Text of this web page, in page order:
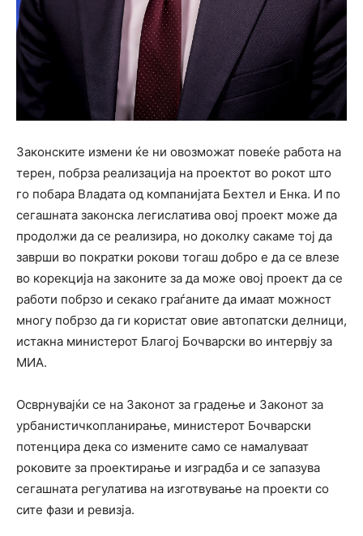
Законските измени ќе ни овозможат повеќе работа на
терен, побрза реализација на проектот во рокот што
го побара Владата од компанијата Бехтел и Енка. И по
сегашната законска легислатива овој проект може да
продолжи да се реализира, но доколку сакаме тој да
заврши во пократки рокови тогаш добро е да се влезе
во корекција на законите за да може овој проект да се
работи побрзо и секако граѓаните да имаат можност
многу побрзо да ги користат овие автопатски делници,
истакна министерот Благој Бочварски во интервју за
МИА.
Осврнувајќи се на Законот за градење и Законот за
урбанистичкопланирање, министерот Бочварски
потенцира дека со измените само се намалуваат
роковите за проектирање и изградба и се запазува
сегашната регулатива на изготвување на проекти со
сите фази и ревизја.